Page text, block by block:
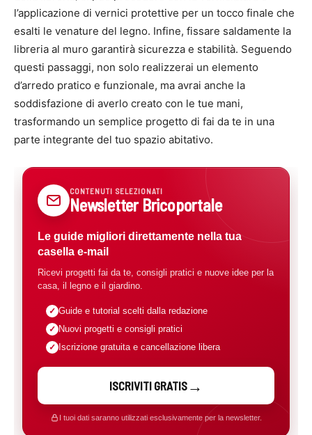
l’applicazione di vernici protettive per un tocco finale che
esalti le venature del legno. Infine, fissare saldamente la
libreria al muro garantirà sicurezza e stabilità. Seguendo
questi passaggi, non solo realizzerai un elemento
d’arredo pratico e funzionale, ma avrai anche la
soddisfazione di averlo creato con le tue mani,
trasformando un semplice progetto di fai da te in una
parte integrante del tuo spazio abitativo.
CONTENUTI SELEZIONATI
Newsletter Bricoportale
Le guide migliori direttamente nella tua
casella e-mail
Ricevi progetti fai da te, consigli pratici e nuove idee per la
casa, il legno e il giardino.
Guide e tutorial scelti dalla redazione
Nuovi progetti e consigli pratici
Iscrizione gratuita e cancellazione libera
ISCRIVITI GRATIS
I tuoi dati saranno utilizzati esclusivamente per la newsletter.